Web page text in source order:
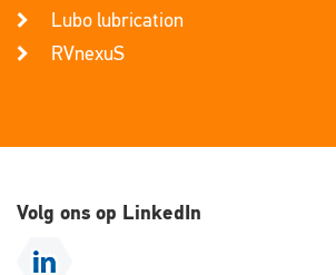
Lubo lubrication
RVnexuS
Volg ons op LinkedIn